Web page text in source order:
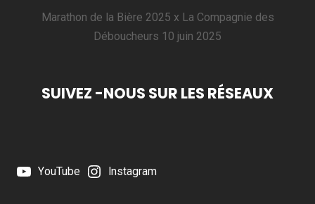
Marathon de la Bière 2025 x La Compagnie des
Déboucheurs 10 juin 2025
SUIVEZ -NOUS SUR LES RÉSEAUX
YouTube Instagram